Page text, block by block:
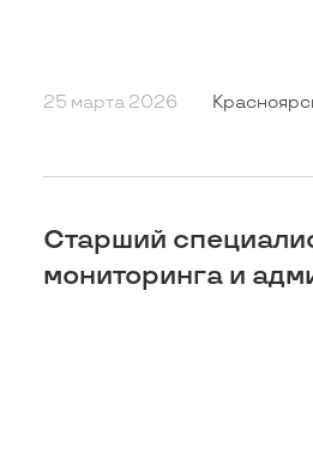
25 марта 2026
Старший
мониторинга и